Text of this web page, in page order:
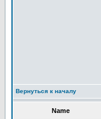
Вернуться к началу
Name